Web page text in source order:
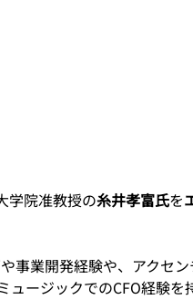
学院准教授の糸井孝富氏を
事業開発経験や、 アクセ
ージックでのCFO経験を